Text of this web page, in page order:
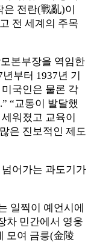
전란(戰亂)이
전 세계의 주목
본부장을 역임한
부터 1937년 기
국인은 물론 각
“교통이 발달했
워졌고 교육이
은 진보적인 제도
어가는 과도기가
일찍이 예언시에
차 민간에서 영웅
모여 금릉(金陵